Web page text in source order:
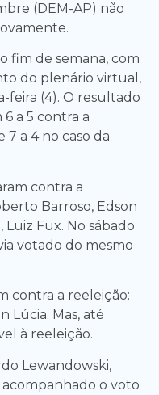
(DEM-AP) não
fim de semana, com
do plenário virtual,
feira (4). O resultado
a 5 contra a
a 4 no caso da
contra a
Barroso, Edson
Luiz Fux. No sábado
votado do mesmo
contra a reeleição:
Lúcia. Mas, até
à reeleição.
Lewandowski,
o voto